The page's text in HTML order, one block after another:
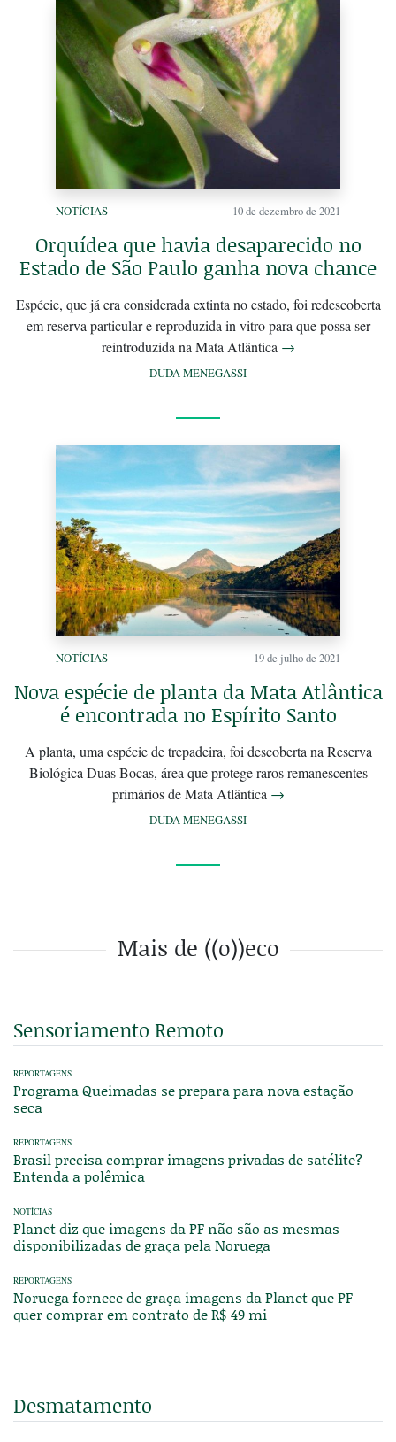
NOTÍCIAS 10 de dezembro de 2021
Orquídea que havia desaparecido no
Estado de São Paulo ganha nova chance
Espécie, que já era considerada extinta no estado, foi redescoberta
em reserva particular e reproduzida in vitro para que possa ser
reintroduzida na Mata Atlântica →
DUDA MENEGASSI
NOTÍCIAS 19 de julho de 2021
Nova espécie de planta da Mata Atlântica
é encontrada no Espírito Santo
A planta, uma espécie de trepadeira, foi descoberta na Reserva
Biológica Duas Bocas, área que protege raros remanescentes
primários de Mata Atlântica →
DUDA MENEGASSI
Mais de ((o))eco
Sensoriamento Remoto
REPORTAGENS
Programa Queimadas se prepara para nova estação
seca
REPORTAGENS
Brasil precisa comprar imagens privadas de satélite?
Entenda a polêmica
NOTÍCIAS
Planet diz que imagens da PF não são as mesmas
disponibilizadas de graça pela Noruega
REPORTAGENS
Noruega fornece de graça imagens da Planet que PF
quer comprar em contrato de R$ 49 mi
Desmatamento